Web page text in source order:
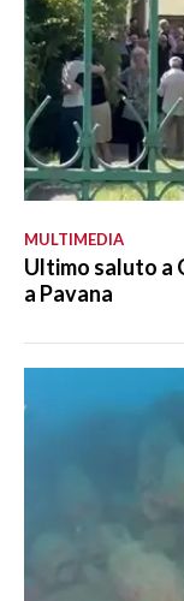
MULTIMEDIA
Ultimo saluto a
a Pavana